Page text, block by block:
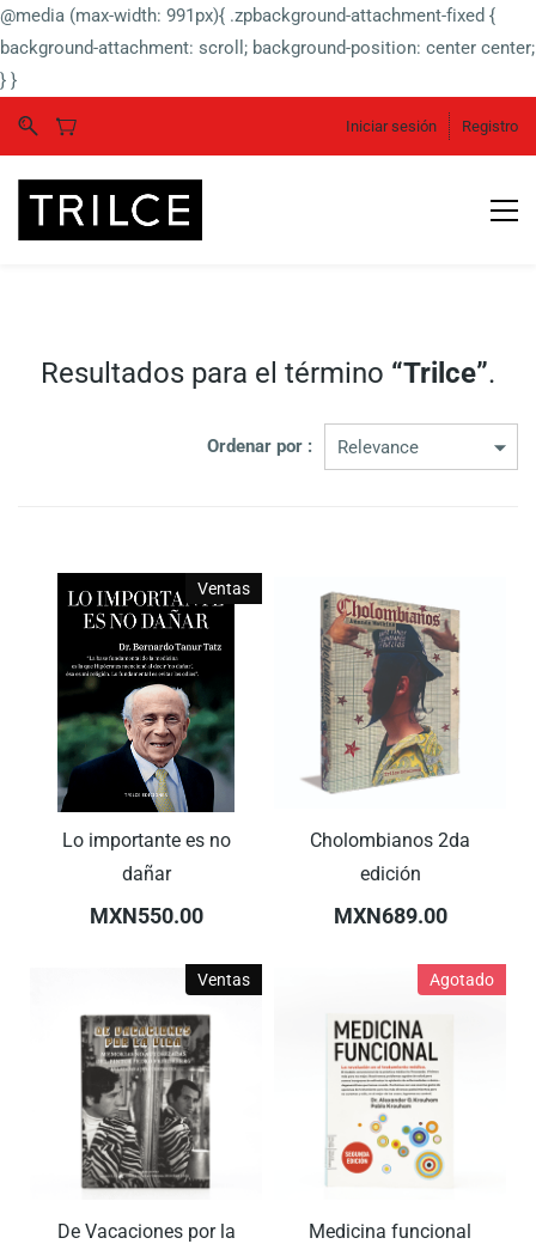
@media (max-width: 991px){ .zpbackground-attachment-fixed {
background-attachment: scroll; background-position: center center;
} }
Iniciar sesión Registro
Resultados para el término “Trilce”.
Ordenar por :
Ventas
Lo importante es no
dañar
MXN550.00
Cholombianos 2da
edición
MXN689.00
Ventas
De Vacaciones por la
Agotado
Medicina funcional